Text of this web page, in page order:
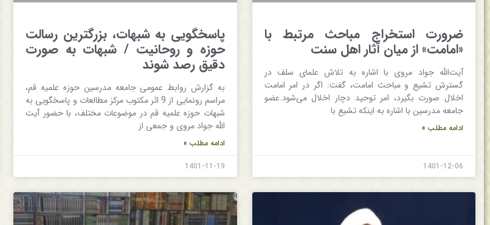
ضرورت استخراج مباحث مرتبط با
«امامت» از میان آثار اهل سنت
آیت‌الله جواد مروی با اشاره به تلاش علمای سلف در
گسترش تشیع و مباحث امامت، گفت: اگر در امر امامت
اخلال صورت بگیرد، امر توحید دچار اخلال می‌شود.عضو
جامعه مدرسین با اشاره به اینکه تشیع با
ادامه مطلب »
1401-12-06
پاسخگویی به شبهات، بزرگترین رسالت
حوزه و روحانیت / شبهات به صورت
دقیق رصد شوند
به گزارش روابط عمومی جامعه مدرسین حوزه علمیه قم،
مراسم رونمایی از 9 اثر مکتوب مرکز مطالعات و پاسخگویی به
شبهات حوزه علمیه قم در موضوعات مختلف، با حضور آیت
الله جواد مروی و جمعی از
ادامه مطلب »
1401-11-19